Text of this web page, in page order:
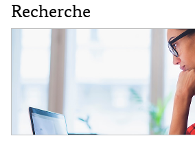
Inhalt
Recherche